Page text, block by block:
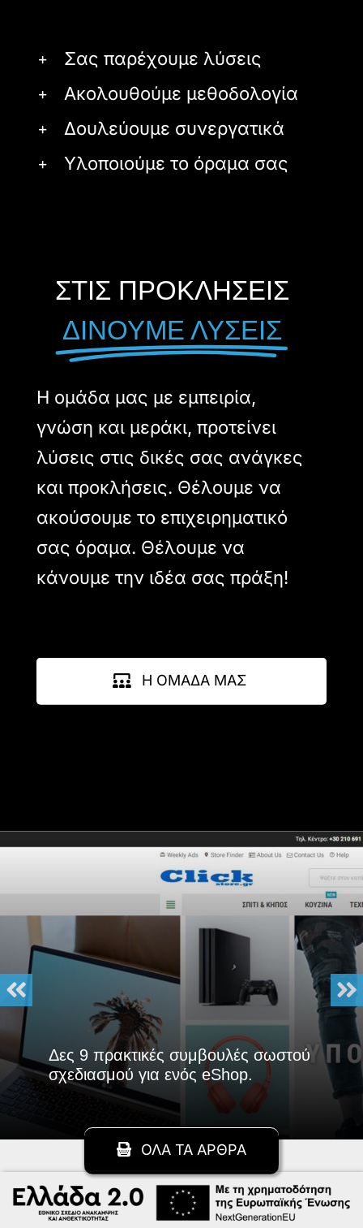
Σας παρέχουμε λύσεις
Ακολουθούμε μεθοδολογία
Δουλεύουμε συνεργατικά
Υλοποιούμε το όραμα σας
ΣΤΙΣ ΠΡΟΚΛΗΣΕΙΣ
ΔΙΝΟΥΜΕ ΛΥΣΕΙΣ
Η ομάδα μας με εμπειρία,
γνώση και μεράκι, προτείνει
λύσεις στις δικές σας ανάγκες
και προκλήσεις. Θέλουμε να
ακούσουμε το επιχειρηματικό
σας όραμα. Θέλουμε να
κάνουμε την ιδέα σας πράξη!
Η ΟΜΑΔΑ ΜΑΣ
Δες 9 πρακτικές συμβουλές σωστού
σχεδιασμού για ενός eShop.
ΟΛΑ ΤΑ ΑΡΘΡΑ